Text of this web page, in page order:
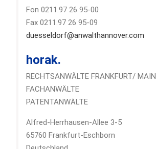
Fon 0211.97 26 95-00
Fax 0211.97 26 95-09
duesseldorf@anwalthannover.com
horak.
RECHTSANWÄLTE FRANKFURT/ MAIN
FACHANWÄLTE
PATENTANWÄLTE
Alfred-Herrhausen-Allee 3-5
65760 Frankfurt-Eschborn